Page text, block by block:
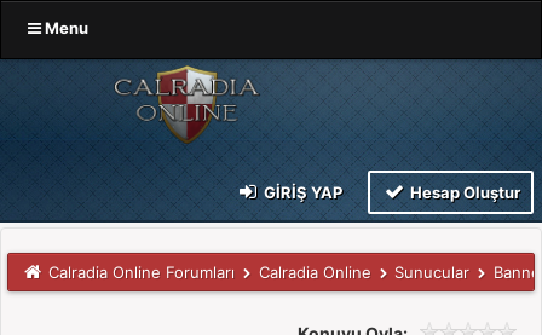
Menu
GIRIŞ YAP Hesap Oluştur
Calradia Online Forumları Calradia Online Sunucular